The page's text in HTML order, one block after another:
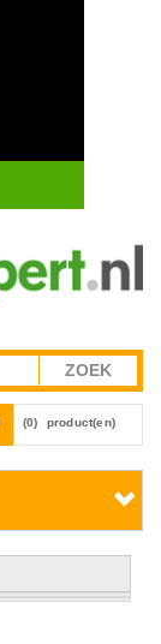
(0) product(en)